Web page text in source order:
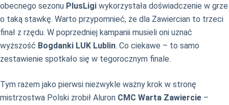
obecnego sezonu PlusLigi wykorzystała doświadczenie w grze
o taką stawkę. Warto przypomnieć, że dla Zawiercian to trzeci
finał z rzędu. W poprzedniej kampanii musieli oni uznać
wyższość Bogdanki LUK Lublin. Co ciekawe – to samo
zestawienie spotkało się w tegorocznym finale.
Tym razem jako pierwsi niezwykle ważny krok w stronę
mistrzostwa Polski zrobił Aluron CMC Warta Zawiercie –